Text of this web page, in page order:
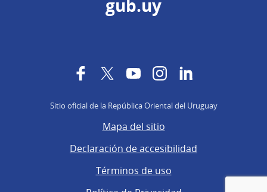
gub.uy
FacebookTwitterYouTubeInstagram
Sitio oficial de la República Oriental del Uruguay
Mapa del sitio
Declaración de accesibilidad
Términos de uso